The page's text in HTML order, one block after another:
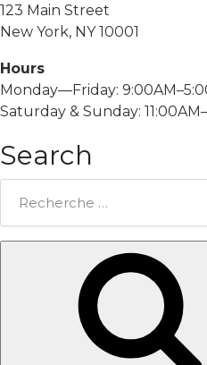
123 Main Street
New York, NY 10001
Hours
Monday—Friday:
Saturday & Sunday:
Search